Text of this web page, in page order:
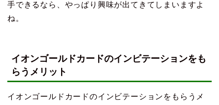
手できるなら、やっぱり興味が出てきてしまいますよ
ね。
イオンゴールドカードのインビテーションをも
らうメリット
イオンゴールドカードのインビテーションをもらうメ